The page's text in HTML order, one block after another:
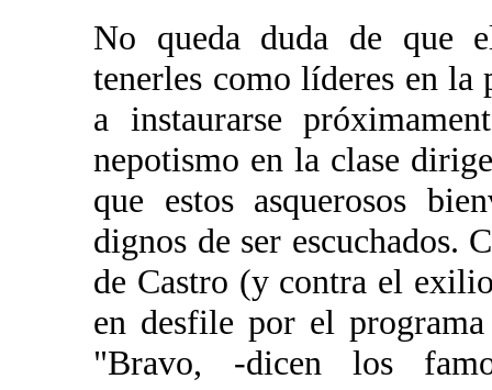
No queda duda de que
tenerles como líderes en la
a instaurarse
nepotismo en la clase
que estos asquerosos
dignos de ser escuchados.
de Castro (y contra el
en desfile por el
"Bravo, -dicen los